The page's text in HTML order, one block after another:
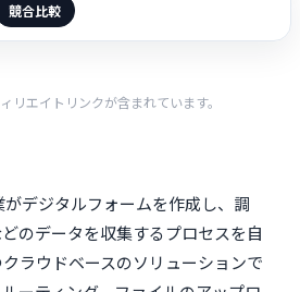
競合比較
リエイトリンクが含まれています。
デジタルフォームを作成し、調
のデータを収集するプロセスを自
ラウドベースのソリューションで